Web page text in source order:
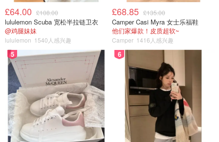
£64.00 £108.00
lululemon Scuba 宽松半拉链卫衣
@鸡腿妹妹
lululemon 1540人感兴趣
£68.85 £135.00
Camper Casi Myra 女士乐福鞋
他们家爆款！皮质超软~
Camper 1416人感兴趣
5 6